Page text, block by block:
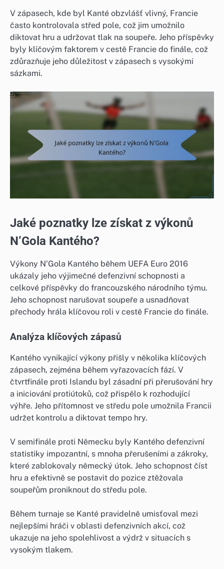
V zápasech, kde byl Kanté obzvlášť vlivný, Francie
často kontrolovala střed pole, což jim umožnilo
diktovat hru a udržovat tlak na soupeře. Jeho příspěvky
byly klíčovým faktorem v cestě Francie do finále, což
zdůrazňuje jeho důležitost v zápasech s vysokými
sázkami.
Jaké poznatky lze získat z výkonů
N’Gola Kantého?
Výkony N’Gola Kantého během UEFA Euro 2016
ukázaly jeho výjimečné defenzivní schopnosti a
celkové příspěvky do francouzského národního týmu.
Jeho schopnost narušovat soupeře a usnadňovat
přechody hrála klíčovou roli v cestě Francie do finále.
Analýza klíčových zápasů
Kantého vynikající výkony přišly v několika klíčových
zápasech, zejména během vyřazovacích fází. V
čtvrtfinále proti Islandu byl zásadní při přerušování hry
a iniciování protiútoků, což přispělo k rozhodující
výhře. Jeho přítomnost ve středu pole umožnila Francii
udržet kontrolu a diktovat tempo hry.
V semifinále proti Německu byly Kantého defenzivní
statistiky impozantní, s mnoha přerušeními a zákroky,
které zablokovaly německý útok. Jeho schopnost číst
hru a efektivně se postavit do pozice ztěžovala
soupeřům proniknout do středu pole.
Během turnaje se Kanté pravidelně umisťoval mezi
nejlepšími hráči v oblasti defenzivních akcí, což
ukazuje na jeho spolehlivost a výdrž v situacích s
vysokým tlakem.